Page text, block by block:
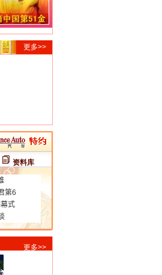
更多>>
资料库
更多>>